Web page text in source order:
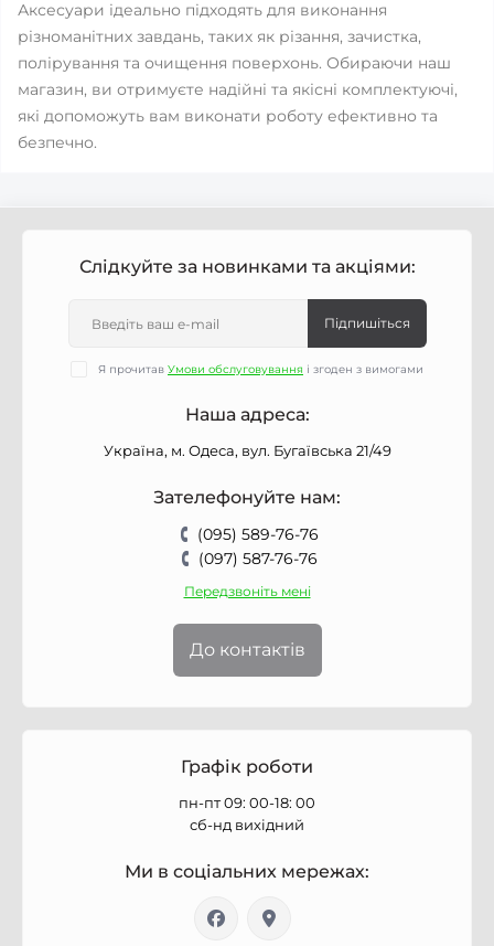
Аксесуари ідеально підходять для виконання
різноманітних завдань, таких як різання, зачистка,
полірування та очищення поверхонь. Обираючи наш
магазин, ви отримуєте надійні та якісні комплектуючі,
які допоможуть вам виконати роботу ефективно та
безпечно.
Слідкуйте за новинками та акціями:
Підпишіться
Я прочитав Умови обслуговування і згоден з вимогами
Наша адреса:
Україна, м. Одеса, вул. Бугаївська 21/49
Зателефонуйте нам:
(095) 589-76-76
(097) 587-76-76
Передзвоніть мені
До контактів
Графік роботи
пн-пт 09: 00-18: 00
сб-нд вихідний
Ми в соціальних мережах: